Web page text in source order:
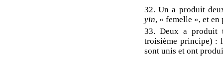
32. Un a produit
yin, « femelle », et
33. Deux a produit
troisième principe) :
sont unis et ont